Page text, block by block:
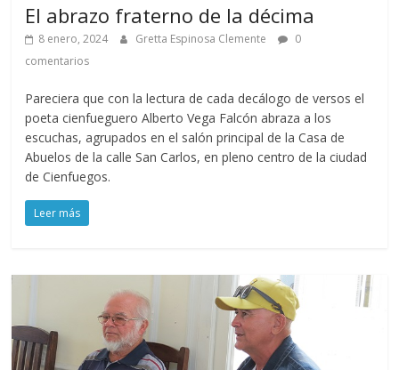
El abrazo fraterno de la décima
8 enero, 2024 Gretta Espinosa Clemente
0
comentarios
Pareciera que con la lectura de cada decálogo de versos el
poeta cienfueguero Alberto Vega Falcón abraza a los
escuchas, agrupados en el salón principal de la Casa de
Abuelos de la calle San Carlos, en pleno centro de la ciudad
de Cienfuegos.
Leer más